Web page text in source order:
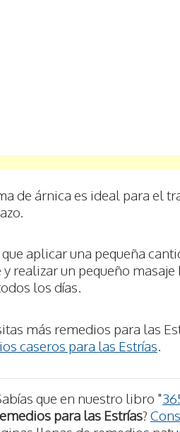
de árnica es ideal para el
aplicar una pequeña
realizar un pequeño
los días.
más remedios para las
caseros para las Estrías
que en nuestro libro "
para las Estrías?